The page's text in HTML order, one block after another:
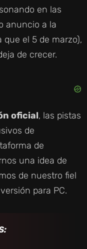
en las
anuncio a la
el 5 de marzo),
de crecer.
oficial, las pistas
de
de
una idea de
de nuestro fiel
para PC.